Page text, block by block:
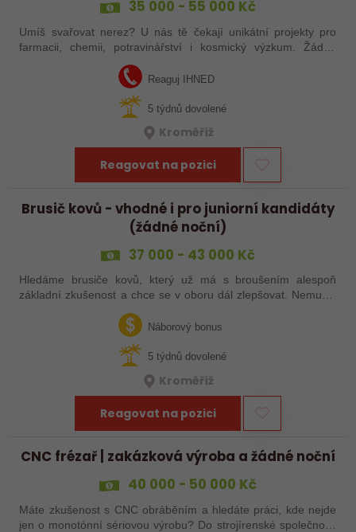
35 000 - 55 000 Kč
Umíš svařovat nerez? U nás tě čekají unikátní projekty pro
farmacii, chemii, potravinářství i kosmický výzkum. Žádná
rutina, ale precizní práce, která má smysl.
Reaguj IHNED
5 týdnů dovolené
Kroměříž
Reagovat na pozici
Brusič kovů - vhodné i pro juniorní kandidáty
(žádné noční)
37 000 - 43 000 Kč
Hledáme brusiče kovů, který už má s broušením alespoň
základní zkušenost a chce se v oboru dál zlepšovat. Nemusíš
abys už někdy pracoval…Náborový bonus
5 týdnů dovolené
Kroměříž
Reagovat na pozici
CNC frézař | zakázková výroba a žádné noční
40 000 - 50 000 Kč
Máte zkušenost s CNC obráběním a hledáte práci, kde nejde
jen o monotónní sériovou výrobu? Do strojírenské společnosti